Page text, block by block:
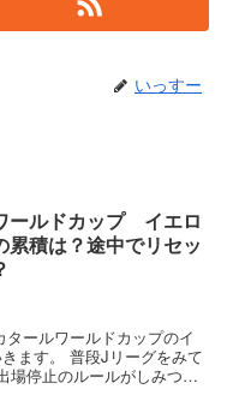
いっすー
ールドカップ イエロ
累積は？途中でリセッ
ーグをみて
場停止のルールがしみつい